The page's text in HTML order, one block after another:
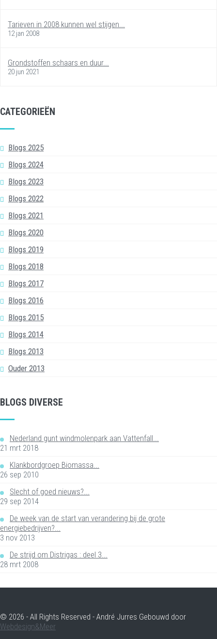
Tarieven in 2008 kunnen wel stijgen...
12 jan 2008
Grondstoffen schaars en duur...
20 jun 2021
CATEGORIEËN
Blogs 2025
Blogs 2024
Blogs 2023
Blogs 2022
Blogs 2021
Blogs 2020
Blogs 2019
Blogs 2018
Blogs 2017
Blogs 2016
Blogs 2015
Blogs 2014
Blogs 2013
Ouder 2013
BLOGS DIVERSE
Nederland gunt windmolenpark aan Vattenfall...
21 mrt 2018
Klankbordgroep Biomassa...
26 sep 2010
Slecht of goed nieuws?...
29 sep 2014
De week van de start van verandering bij de grote
energiebedrijven?...
3 nov 2013
De strijd om Distrigas : deel 3...
28 mrt 2008
© 2026 - All Rights Reserved - André Jurres Gebouwd door
Webdesign&Meer